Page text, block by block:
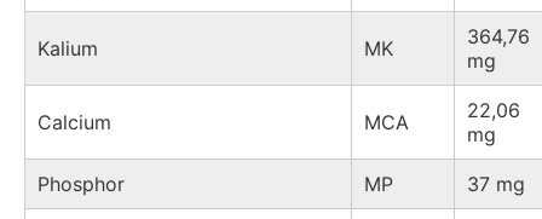
Kalium MK
364,76
mg
Calcium MCA
22,06
mg
Phosphor MP 37 mg